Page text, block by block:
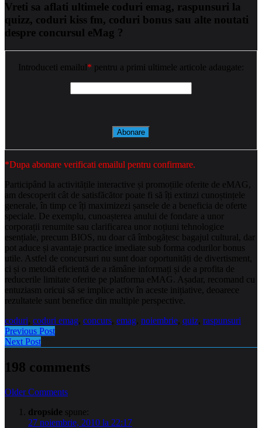
Vreti sa aflati ultimele coduri emag, raspunsuri la
quizz, coduri kiss fm, coduri bonus sau alte noutati
despre concursul eMag ?
Introduceti emailul* pentru a primi ultimele articole adaugate:
*Dupa abonare verificati emailul pentru confirmare.
Participând la activitățile interactive și promoțiile oferite de eMAG,
am descoperit cât de satisfăcător poate fi să îți extinzi cunoștințele
generale, în timp ce îți maximizezi șansele de a beneficia de oferte
speciale. De exemplu, cunoașterea anului de fondare a unor
corporații renumite sau clarificarea unor noțiuni tehnologice
esențiale, precum BIOS, nu doar că îmbogățesc bagajul cultural, dar
pot aduce și avantaje practice imediate sub forma codurilor bonus
utile. Astfel de concursuri nu sunt doar oportunități de divertisment,
ci și o metodă eficientă de a rămâne informați și de a profita de
reducerile limitate oferite pe platforma eMAG. Așadar, recomand cu
entuziasm oricui să se implice activ în aceste inițiative, deoarece
rezultatele sunt benefice din multiple perspective.
coduri, coduri emag, concurs, emag, noiembrie, quiz, raspunsuri
Previous Post
Next Post
198 comments
Comment
navigation
Older Comments
dropside spune:
27 noiembrie, 2010 la 22:17